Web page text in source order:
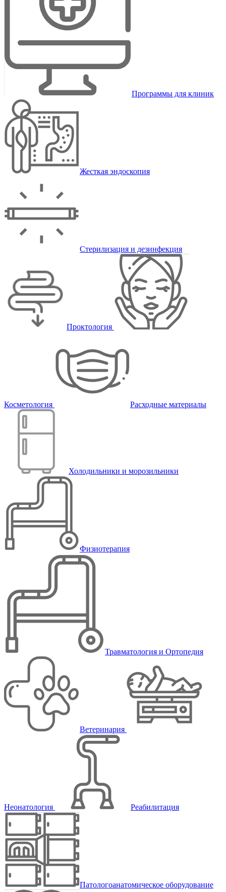
Программы для клиник
Жесткая эндоскопия
Стерилизация и дезинфекция
Проктология
Косметология Расходные материалы
Холодильники и морозильники
Физиотерапия
Травматология и Ортопедия
Ветеринария
Неонатология Реабилитация
Патологоанатомическое оборудование